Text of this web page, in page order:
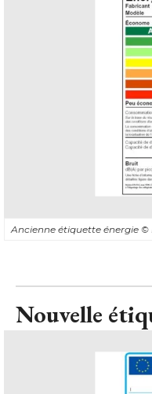
Ancienne étiquette énergie ©
Nouvelle